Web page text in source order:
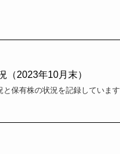
（2023年10月末）
保有株の状況を記録しています